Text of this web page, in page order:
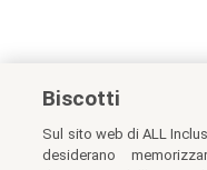
Biscotti
Sul sito web di ALL
desiderano